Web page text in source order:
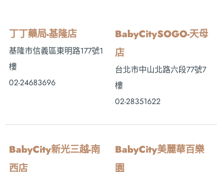
丁丁藥局-基隆店
基隆市信義區東明路177號1
樓
02-24683696
BabyCitySOGO-天母
店
台北市中山北路六段77號7
樓
02-28351622
BabyCity新光三越-南
西店
BabyCity美麗華百樂
園